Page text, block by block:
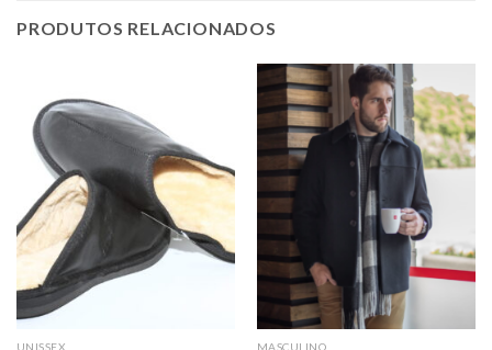
PRODUTOS RELACIONADOS
UNISSEX MASCULINO